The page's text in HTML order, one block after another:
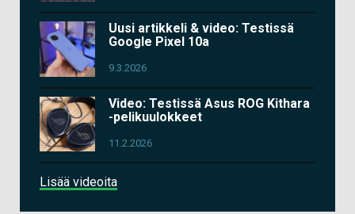
Uusi artikkeli & video: Testissä
Google Pixel 10a
9.3.2026
Video: Testissä Asus ROG Kithara
-pelikuulokkeet
11.2.2026
Lisää videoita